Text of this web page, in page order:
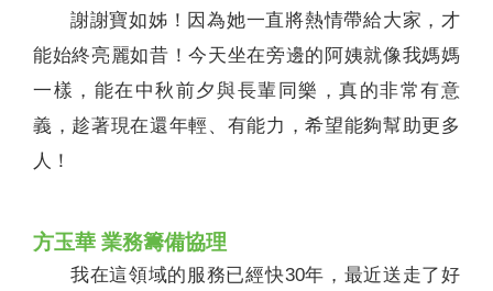
謝謝寶如姊！因為她一直將熱情帶給大家，才
能始終亮麗如昔！今天坐在旁邊的阿姨就像我媽媽
一樣，能在中秋前夕與長輩同樂，真的非常有意
義，趁著現在還年輕、有能力，希望能夠幫助更多
人！
方玉華 業務籌備協理
我在這領域的服務已經快30年，最近送走了好